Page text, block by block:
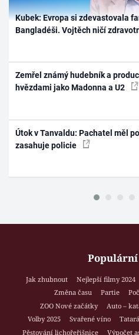
Kubek: Evropa si zdevastovala
Bangladéši. Vojtěch ničí
Zemřel známý hudebník a
hvězdami jako Madonna a U2
Útok v Tanvaldu: Pachatel měl
zasahuje policie
Jak zhubnout Nejlepší filmy 2024
Změna času
Partie
ZOO Nové začátky
Auto –
Volby 2025
Svařené víno
Pěstování lichořeřišnice
Výpočet